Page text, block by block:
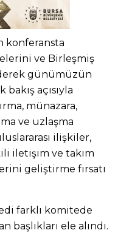
konferansta
ve Birleşmiş
günümüzün
açısıyla
münazara,
ve uzlaşma
ilişkiler,
iletişim ve takım
geliştirme fırsatı
farklı komitede
başlıkları ele alındı.